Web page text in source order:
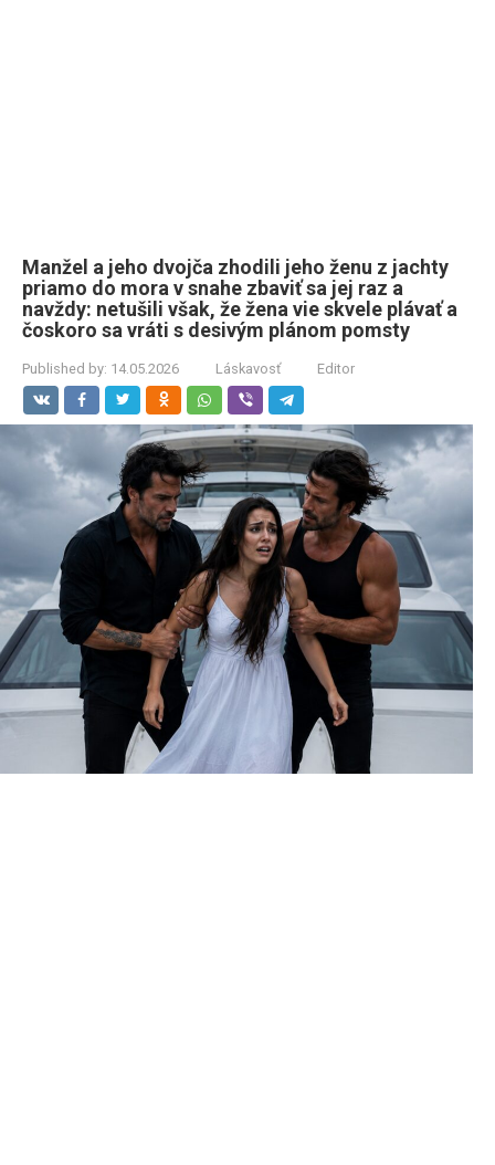
Manžel a jeho dvojča zhodili jeho ženu z jachty
priamo do mora v snahe zbaviť sa jej raz a
navždy: netušili však, že žena vie skvele plávať a
čoskoro sa vráti s desivým plánom pomsty
Published by: 14.05.2026 Láskavosť Editor